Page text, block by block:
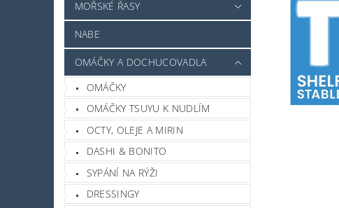
MOŘSKÉ ŘASY
NABE
OMÁČKY A DOCHUCOVADLA
OMÁČKY
OMÁČKY TSUYU K NUDLÍM
OCTY, OLEJE A MIRIN
DASHI & BONITO
SYPÁNÍ NA RÝŽI
DRESSINGY